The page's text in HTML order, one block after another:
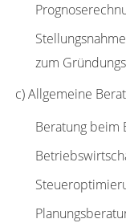
zum
c) Allgemeine
Beratung beim